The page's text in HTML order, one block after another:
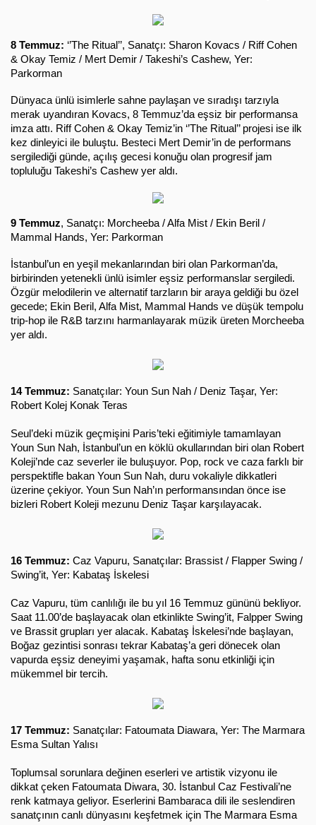
8 Temmuz: ‘’The Ritual’’, Sanatçı: Sharon Kovacs / Riff Cohen
& Okay Temiz / Mert Demir / Takeshi’s Cashew, Yer:
Parkorman
Dünyaca ünlü isimlerle sahne paylaşan ve sıradışı tarzıyla
merak uyandıran Kovacs, 8 Temmuz’da eşsiz bir performansa
imza attı. Riff Cohen & Okay Temiz’in ‘’The Ritual’’ projesi ise ilk
kez dinleyici ile buluştu. Besteci Mert Demir’in de performans
sergilediği günde, açılış gecesi konuğu olan progresif jam
topluluğu Takeshi’s Cashew yer aldı.
9 Temmuz, Sanatçı: Morcheeba / Alfa Mist / Ekin Beril /
Mammal Hands, Yer: Parkorman
İstanbul’un en yeşil mekanlarından biri olan Parkorman’da,
birbirinden yetenekli ünlü isimler eşsiz performanslar sergiledi.
Özgür melodilerin ve alternatif tarzların bir araya geldiği bu özel
gecede; Ekin Beril, Alfa Mist, Mammal Hands ve düşük tempolu
trip-hop ile R&B tarzını harmanlayarak müzik üreten Morcheeba
yer aldı.
14 Temmuz: Sanatçılar: Youn Sun Nah / Deniz Taşar, Yer:
Robert Kolej Konak Teras
Seul’deki müzik geçmişini Paris’teki eğitimiyle tamamlayan
Youn Sun Nah, İstanbul’un en köklü okullarından biri olan Robert
Koleji’nde caz severler ile buluşuyor. Pop, rock ve caza farklı bir
perspektifle bakan Youn Sun Nah, duru vokaliyle dikkatleri
üzerine çekiyor. Youn Sun Nah’ın performansından önce ise
bizleri Robert Koleji mezunu Deniz Taşar karşılayacak.
16 Temmuz: Caz Vapuru, Sanatçılar: Brassist / Flapper Swing /
Swing’it, Yer: Kabataş İskelesi
Caz Vapuru, tüm canlılığı ile bu yıl 16 Temmuz gününü bekliyor.
Saat 11.00’de başlayacak olan etkinlikte Swing’it, Falpper Swing
ve Brassit grupları yer alacak. Kabataş İskelesi’nde başlayan,
Boğaz gezintisi sonrası tekrar Kabataş’a geri dönecek olan
vapurda eşsiz deneyimi yaşamak, hafta sonu etkinliği için
mükemmel bir tercih.
17 Temmuz: Sanatçılar: Fatoumata Diawara, Yer: The Marmara
Esma Sultan Yalısı
Toplumsal sorunlara değinen eserleri ve artistik vizyonu ile
dikkat çeken Fatoumata Diwara, 30. İstanbul Caz Festivali’ne
renk katmaya geliyor. Eserlerini Bambaraca dili ile seslendiren
sanatçının canlı dünyasını keşfetmek için The Marmara Esma